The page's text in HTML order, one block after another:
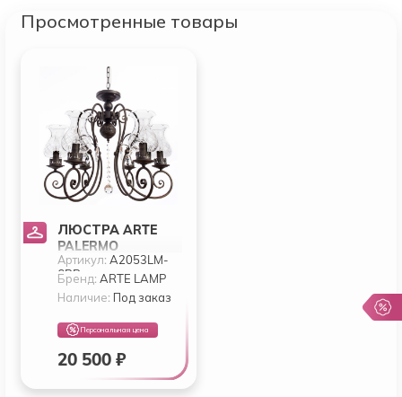
Просмотренные товары
ЛЮСТРА ARTE
PALERMO
A2053LM-6BR
Артикул:A2053LM-
6BR
Бренд:ARTE LAMP
Наличие: Под заказ
Персональная цена
20 500 ₽